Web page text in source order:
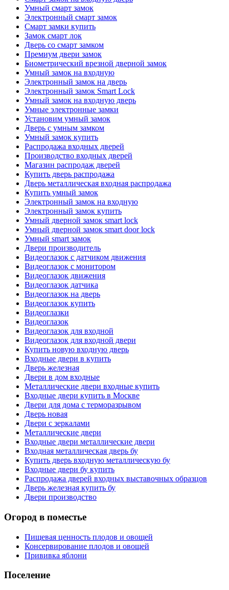
Умный смарт замок
Электронный смарт замок
Смарт замки купить
Замок смарт лок
Дверь со смарт замком
Премиум двери замок
Биометрический врезной дверной замок
Умный замок на входную
Электронный замок на дверь
Электронный замок Smart Lock
Умный замок на входную дверь
Умные электронные замки
Установим умный замок
Дверь с умным замком
Умный замок купить
Распродажа входных дверей
Производство входных дверей
Магазин распродаж дверей
Купить дверь распродажа
Дверь металлическая входная распродажа
Купить умный замок
Электронный замок на входную
Электронный замок купить
Умный дверной замок smart lock
Умный дверной замок smart door lock
Умный smart замок
Двери производитель
Видеоглазок с датчиком движения
Видеоглазок с монитором
Видеоглазок движения
Видеоглазок датчика
Видеоглазок на дверь
Видеоглазок купить
Видеоглазки
Видеоглазок
Видеоглазок для входной
Видеоглазок для входной двери
Купить новую входную дверь
Входные двери в купить
Дверь железная
Двери в дом входные
Металлические двери входные купить
Входные двери купить в Москве
Двери для дома с терморазрывом
Дверь новая
Двери с зеркалами
Металлические двери
Входные двери металлические двери
Входная металлическая дверь бу
Купить дверь входную металлическую бу
Входные двери бу купить
Распродажа дверей входных выставочных образцов
Дверь железная купить бу
Двери производство
Огород в поместье
Пищевая ценность плодов и овощей
Консервирование плодов и овощей
Прививка яблони
Поселение